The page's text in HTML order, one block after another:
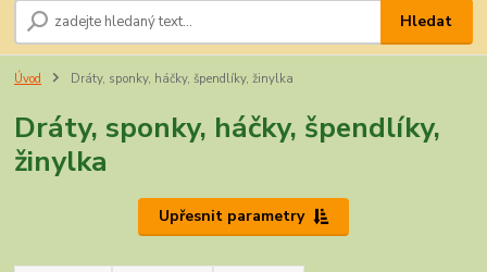
Hledat
Úvod Dráty, sponky, háčky, špendlíky, žinylka
Dráty, sponky, háčky, špendlíky,
žinylka
Upřesnit parametry